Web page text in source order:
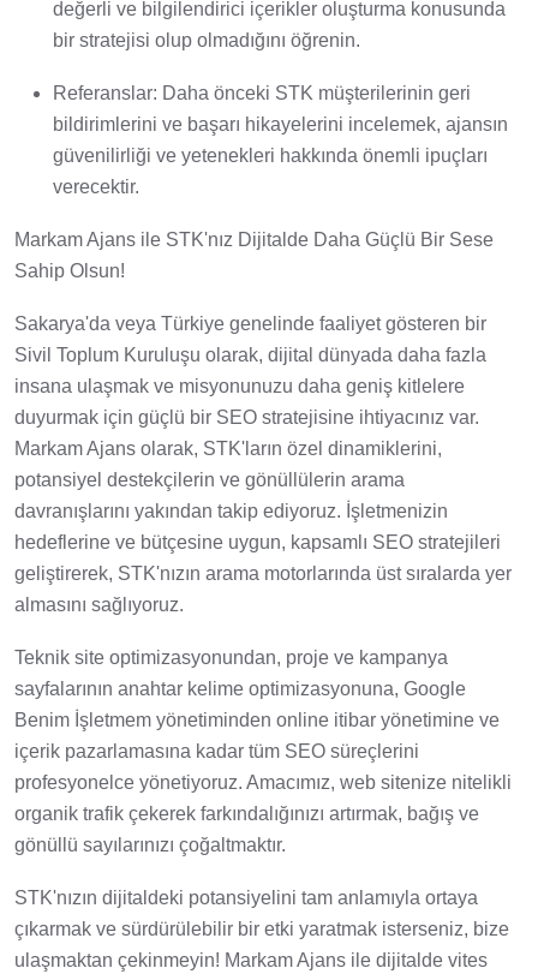
değerli ve bilgilendirici içerikler oluşturma konusunda
bir stratejisi olup olmadığını öğrenin.
Referanslar: Daha önceki STK müşterilerinin geri
bildirimlerini ve başarı hikayelerini incelemek, ajansın
güvenilirliği ve yetenekleri hakkında önemli ipuçları
verecektir.
Markam Ajans ile STK'nız Dijitalde Daha Güçlü Bir Sese
Sahip Olsun!
Sakarya'da veya Türkiye genelinde faaliyet gösteren bir
Sivil Toplum Kuruluşu olarak, dijital dünyada daha fazla
insana ulaşmak ve misyonunuzu daha geniş kitlelere
duyurmak için güçlü bir SEO stratejisine ihtiyacınız var.
Markam Ajans olarak, STK'ların özel dinamiklerini,
potansiyel destekçilerin ve gönüllülerin arama
davranışlarını yakından takip ediyoruz. İşletmenizin
hedeflerine ve bütçesine uygun, kapsamlı SEO stratejileri
geliştirerek, STK'nızın arama motorlarında üst sıralarda yer
almasını sağlıyoruz.
Teknik site optimizasyonundan, proje ve kampanya
sayfalarının anahtar kelime optimizasyonuna, Google
Benim İşletmem yönetiminden online itibar yönetimine ve
içerik pazarlamasına kadar tüm SEO süreçlerini
profesyonelce yönetiyoruz. Amacımız, web sitenize nitelikli
organik trafik çekerek farkındalığınızı artırmak, bağış ve
gönüllü sayılarınızı çoğaltmaktır.
STK'nızın dijitaldeki potansiyelini tam anlamıyla ortaya
çıkarmak ve sürdürülebilir bir etki yaratmak isterseniz, bize
ulaşmaktan çekinmeyin! Markam Ajans ile dijitalde vites